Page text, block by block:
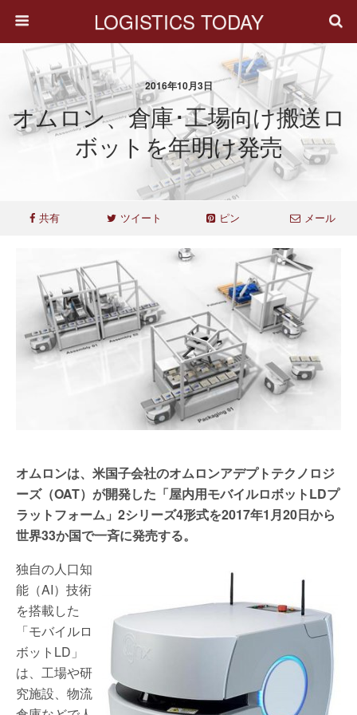
LOGISTICS TODAY
2016年10月3日
オムロン、倉庫･工場向け搬送ロ
ボットを年明け発売
共有 ツイート ピン メール
オムロンは、米国子会社のオムロンアデプトテクノロジ
ーズ（OAT）が開発した「屋内用モバイルロボットLDプ
ラットフォーム」2シリーズ4形式を2017年1月20日から
世界33か国で一斉に発売する。
独自の人口知
能（AI）技術
を搭載した
「モバイルロ
ボットLD」
は、工場や研
究施設、物流